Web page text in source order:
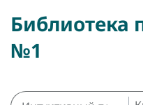
Библиотека
№1